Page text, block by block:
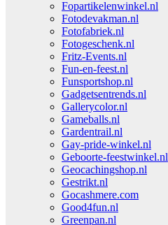
Fopartikelenwinkel.nl
Fotodevakman.nl
Fotofabriek.nl
Fotogeschenk.nl
Fritz-Events.nl
Fun-en-feest.nl
Funsportshop.nl
Gadgetsentrends.nl
Gallerycolor.nl
Gameballs.nl
Gardentrail.nl
Gay-pride-winkel.nl
Geboorte-feestwinkel.nl
Geocachingshop.nl
Gestrikt.nl
Gocashmere.com
Good4fun.nl
Greenpan.nl